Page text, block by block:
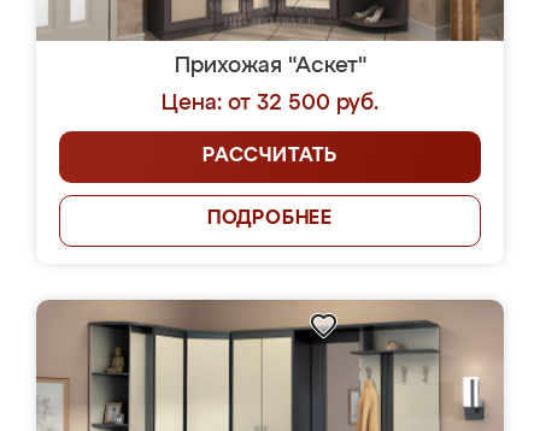
Прихожая "Аскет"
Цена: от 32 500 руб.
РАССЧИТАТЬ
ПОДРОБНЕЕ